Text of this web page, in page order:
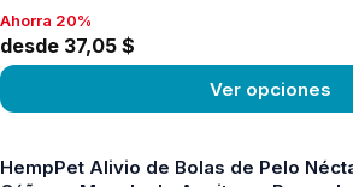
Ahorra 20%, desde 37,05 $
Ahorra 20%
desde 37,05 $
Ver opciones
HempPet Alivio de Bolas de Pelo